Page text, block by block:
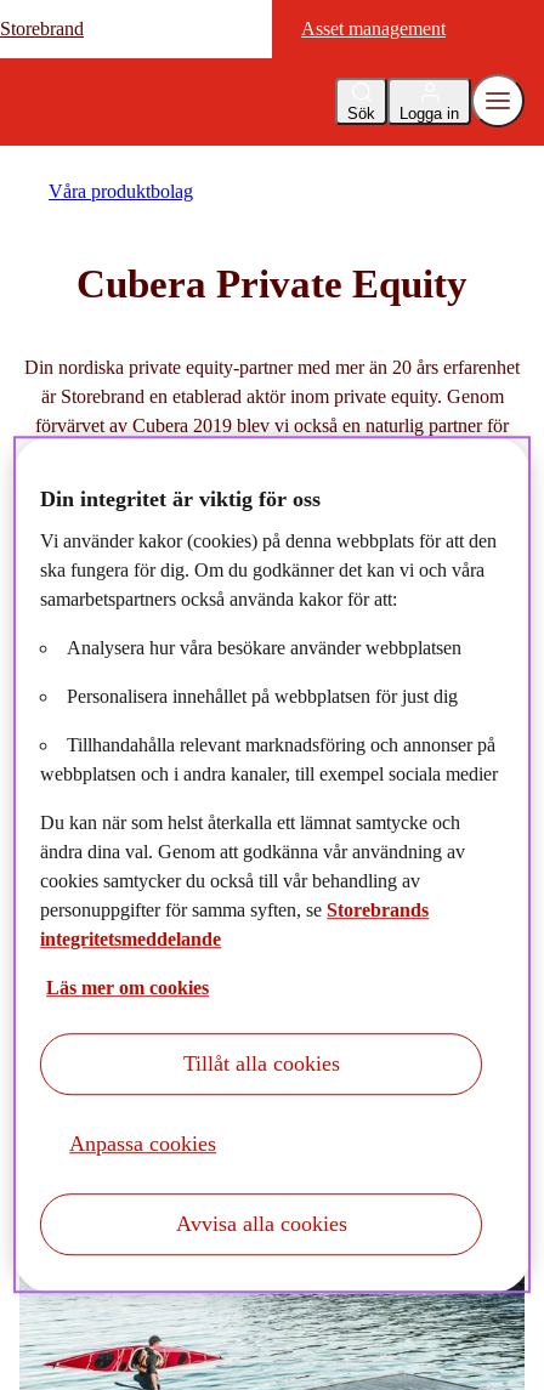
Storebrand Asset management
Sök Logga in
Storebrand Asset management
Våra produktbolag
Cubera Private Equity
Din nordiska private equity-partner med mer än 20 års erfarenhet
är Storebrand en etablerad aktör inom private equity. Genom
förvärvet av Cubera 2019 blev vi också en naturlig partner för
Din integritet är viktig för oss
Vi använder kakor (cookies) på denna webbplats för att den
ska fungera för dig. Om du godkänner det kan vi och våra
samarbetspartners också använda kakor för att:
Analysera hur våra besökare använder webbplatsen
Personalisera innehållet på webbplatsen för just dig
Tillhandahålla relevant marknadsföring och annonser på
webbplatsen och i andra kanaler, till exempel sociala medier
Du kan när som helst återkalla ett lämnat samtycke och
ändra dina val. Genom att godkänna vår användning av
cookies samtycker du också till vår behandling av
personuppgifter för samma syften, seStorebrands
integritetsmeddelande
Läs mer om cookies
Anpassa cookies
Avvisa alla cookies
Tillåt alla cookies